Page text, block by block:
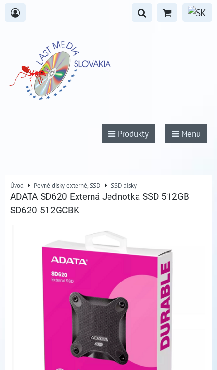
Produkty Menu
Úvod Pevné disky externé, SSD SSD disky
ADATA SD620 Externá Jednotka SSD 512GB
SD620-512GCBK